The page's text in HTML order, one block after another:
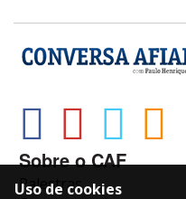
Sobre o CAF
Palestras
Uso de cookies